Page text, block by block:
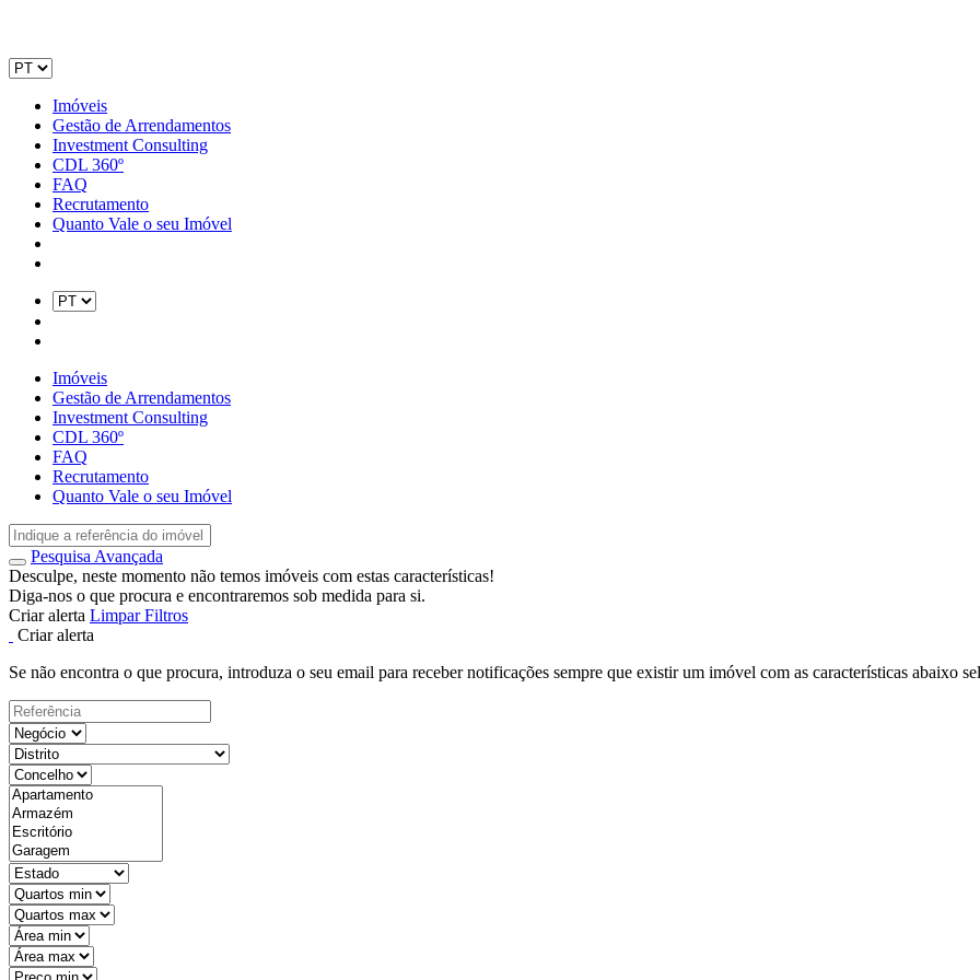
Imóveis
Gestão de Arrendamentos
Investment Consulting
CDL 360º
FAQ
Recrutamento
Quanto Vale o seu Imóvel
Imóveis
Gestão de Arrendamentos
Investment Consulting
CDL 360º
FAQ
Recrutamento
Quanto Vale o seu Imóvel
Pesquisa Avançada
Desculpe, neste momento não temos imóveis com estas características!
Diga-nos o que procura e encontraremos sob medida para si.
Criar alerta Limpar Filtros
Criar alerta
Se não encontra o que procura, introduza o seu email para receber notificações sempre que existir um imóvel com as características abaixo